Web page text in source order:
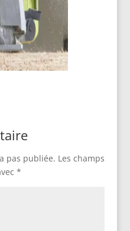
pas publiée. Les champs
*